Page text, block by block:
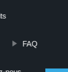
FAQ